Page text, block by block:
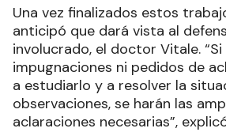
Una vez finalizados estos
anticipó que dará vista al
involucrado, el doctor Vitale.
impugnaciones ni pedidos de
a estudiarlo y a resolver la
observaciones, se harán las
aclaraciones necesarias”,